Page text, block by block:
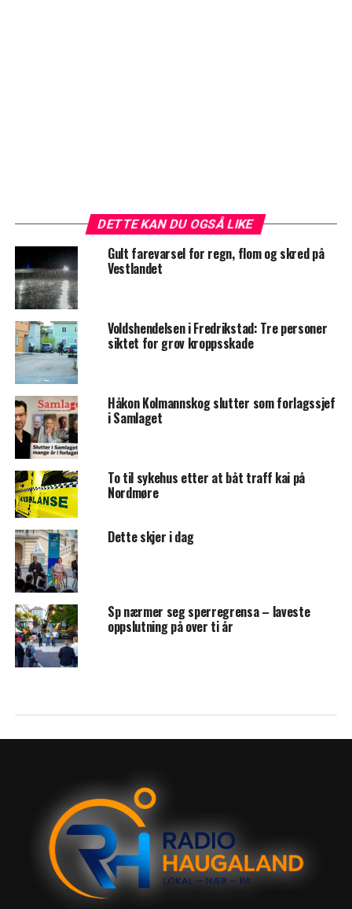
DETTE KAN DU OGSÅ LIKE
Gult farevarsel for regn, flom og skred på
Vestlandet
Voldshendelsen i Fredrikstad: Tre personer
siktet for grov kroppsskade
Håkon Kolmannskog slutter som forlagssjef
i Samlaget
To til sykehus etter at båt traff kai på
Nordmøre
Dette skjer i dag
Sp nærmer seg sperregrensa – laveste
oppslutning på over ti år